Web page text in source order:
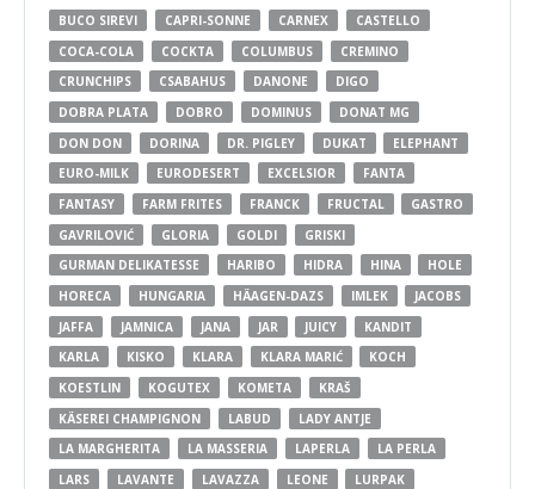
BUCO SIREVI
CAPRI-SONNE CARNEX
CASTELLO
COCA-COLA
COCKTA COLUMBUS
CREMINO
CRUNCHIPS
CSABAHUS DANONE
DIGO
DOBRA PLATA
DOBRO DOMINUS
DONAT MG
DON DON
DORINA DR. PIGLEY DUKAT
ELEPHANT
EURO-MILK
EURODESERT EXCELSIOR
FANTA
FANTASY
FARM FRITES FRANCK FRUCTAL
GASTRO
GAVRILOVIĆ
GLORIA GOLDI
GRISKI
GURMAN DELIKATESSE
HARIBO HIDRA HINA
HOLE
HORECA
HUNGARIA HÄAGEN-DAZS IMLEK
JACOBS
JAFFA
JAMNICA JANA JAR JUICY
KANDIT
KARLA
KISKO KLARA KLARA MARIĆ
KOCH
KOESTLIN
KOGUTEX KOMETA
KRAŠ
KÄSEREI CHAMPIGNON
LABUD
LADY ANTJE
LA MARGHERITA
LA MASSERIA LAPERLA
LA PERLA
LARS
LAVANTE LAVAZZA LEONE
LURPAK